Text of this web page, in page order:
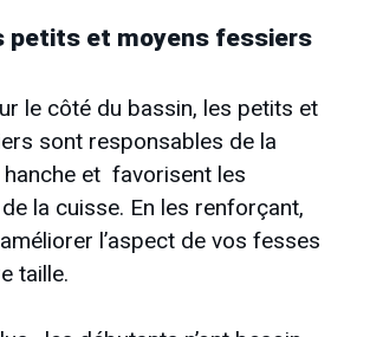
petits et moyens fessiers
le côté du bassin, les petits et
sont responsables de la
et favorisent les
la cuisse. En les renforçant,
l’aspect de vos fesses
taille.